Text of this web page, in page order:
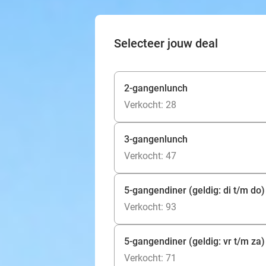
Selecteer jouw deal
2-gangenlunch
Verkocht: 28
3-gangenlunch
Verkocht: 47
5-gangendiner (geldig: di t/m do)
Verkocht: 93
5-gangendiner (geldig: vr t/m za)
Verkocht: 71